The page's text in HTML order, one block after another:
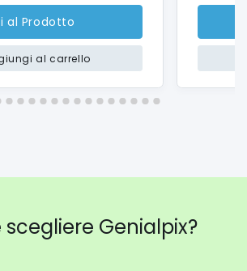
al Prodotto
al carrello
scegliere Genialpix?